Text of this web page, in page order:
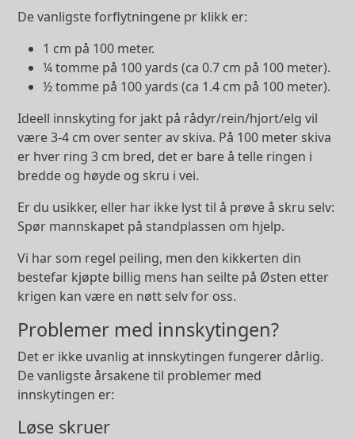
De vanligste forflytningene pr klikk er:
1 cm på 100 meter.
¼ tomme på 100 yards (ca 0.7 cm på 100 meter).
½ tomme på 100 yards (ca 1.4 cm på 100 meter).
Ideell innskyting for jakt på rådyr/rein/hjort/elg vil
være 3-4 cm over senter av skiva. På 100 meter skiva
er hver ring 3 cm bred, det er bare å telle ringen i
bredde og høyde og skru i vei.
Er du usikker, eller har ikke lyst til å prøve å skru selv:
Spør mannskapet på standplassen om hjelp.
Vi har som regel peiling, men den kikkerten din
bestefar kjøpte billig mens han seilte på Østen etter
krigen kan være en nøtt selv for oss.
Problemer med innskytingen?
Det er ikke uvanlig at innskytingen fungerer dårlig.
De vanligste årsakene til problemer med
innskytingen er:
Løse skruer